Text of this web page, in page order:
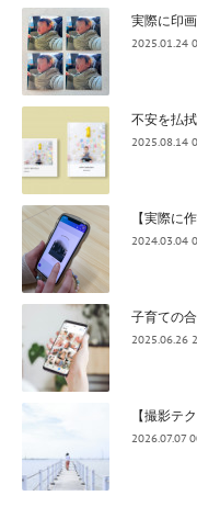
実際に印
2025.01.24
不安を払
2025.08.14
【実際に
2024.03.04
子育ての
2025.06.26
【撮影テ
2026.07.07